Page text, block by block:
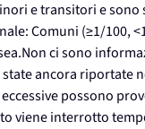
e transitori e
Comuni (≥1/100,
ci sono
ancora riportate
possono
viene interrotto